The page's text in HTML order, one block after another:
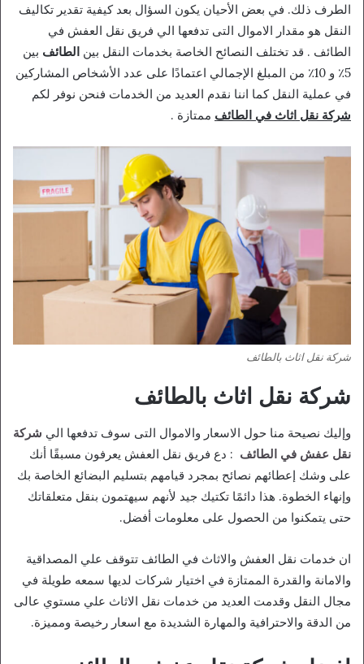
الطرف ذلك. في بعض الأحيان يكون السؤال بعد كيفية تقدير تكاليف
النقل هو مقدار الاموال التى تدفعها الي فريق نقل العفش في
الطائف . قد تختلف النصائح الخاصة بخدمات النقل بين الطائف بين
5٪ و 10٪ من المبلغ الإجمالي اعتمادًا على عدد الأشخاص المشاركين
في عملية النقل كما اننا نقدم العديد من الخدمات فنحن نوفر لكم
شركة نقل اثاث في الطائف ممتازة .
شركة نقل اثاث بالطائف
شركة نقل اثاث بالطائف
وإليك نصيحة منا حول الاسعار والاموال التى سوف تدفعها الي شركة
نقل عفش في الطائف : دع فريق نقل العفش يعرفون مسبقًا أنك
على وشك إعطائهم نصائح بمجرد قيامهم بتسليم البضائع الخاصة بك
وإنهاء الخطوة. هذا دائمًا تكتيك جيد لأنهم سيهتمون بنقل متعلقاتك
حتى يتمكنوا من الحصول على معلومات أفضل.
ان خدمات نقل العفش والاثاث في الطائف تتوقف علي المصداقية
والامانة والقدرة الممتازة في اختيار شركات لديها سمعه طويلة في
مجال النقل وقدمت العديد من خدمات نقل الاثاث علي مستوي عالى
من الدقة والاحترافية والمهارة الشديدة مع اسعار رخيصة ومميزة.